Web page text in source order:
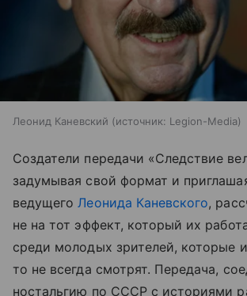
Леонид Каневский источник: Legion-Media
Создатели передачи «Следствие
задумывая свой формат и
ведущегоЛеонида Каневского,
не на тот эффект, который их
среди молодых зрителей, которые
то не всегда смотрят. Передача,
ностальгию по СССР с историями